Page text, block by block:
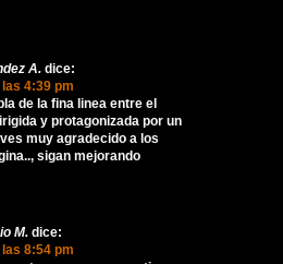
A. dice:
4:39 pm
de la fina linea entre el
y protagonizada por un
muy agradecido a los
sigan mejorando
M. dice:
8:54 pm